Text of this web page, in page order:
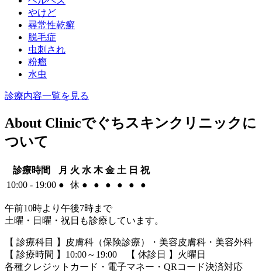
やけど
尋常性乾癬
脱毛症
虫刺され
粉瘤
水虫
診療内容一覧を見る
About Clinicでぐちスキンクリニックに
ついて
診療時間 月 火 水 木 金 土 日 祝
10:00 - 19:00 ● 休 ● ● ● ● ● ●
午前10時より午後7時まで
土曜・日曜・祝日も診療しています。
【 診療科目 】皮膚科（保険診療）・美容皮膚科・美容外科
【 診療時間 】10:00～19:00 【 休診日 】火曜日
各種クレジットカード・電子マネー・QRコード決済対応